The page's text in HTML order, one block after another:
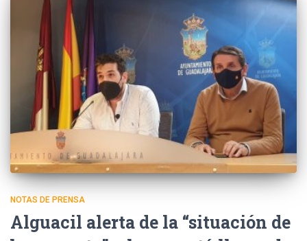
NOTAS DE PRENSA
Alguacil alerta de la “situación de